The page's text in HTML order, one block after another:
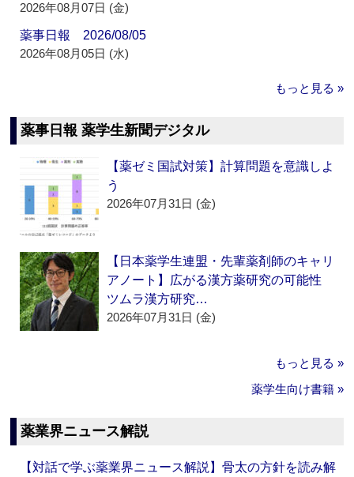
2026年08月07日 (金)
薬事日報 2026/08/05
2026年08月05日 (水)
もっと見る »
薬事日報 薬学生新聞デジタル
【薬ゼミ国試対策】計算問題を意識しよ
う
2026年07月31日 (金)
【日本薬学生連盟・先輩薬剤師のキャリ
アノート】広がる漢方薬研究の可能性
ツムラ漢方研究…
2026年07月31日 (金)
もっと見る »
薬学生向け書籍 »
薬業界ニュース解説
【対話で学ぶ薬業界ニュース解説】骨太の方針を読み解